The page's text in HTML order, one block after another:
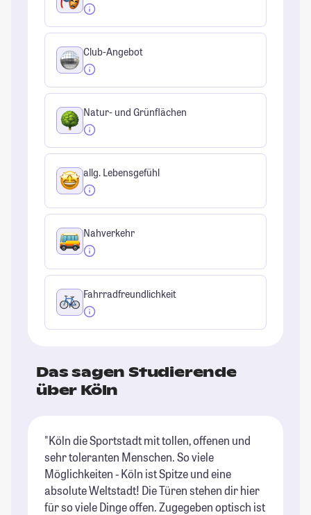
Club-Angebot
Natur- und Grünflächen
allg. Lebensgefühl
Nahverkehr
Fahrradfreundlichkeit
Das sagen Studierende
über Köln
"Köln die Sportstadt mit tollen, offenen und
sehr toleranten Menschen. So viele
Möglichkeiten - Köln ist Spitze und eine
absolute Weltstadt! Die Türen stehen dir hier
für so viele Dinge offen. Zugegeben optisch ist